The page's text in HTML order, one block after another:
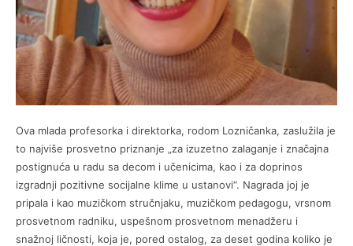
Ova mlada profesorka i direktorka, rodom Lozničanka, zaslužila je
to najviše prosvetno priznanje „za izuzetno zalaganje i značajna
postignuća u radu sa decom i učenicima, kao i za doprinos
izgradnji pozitivne socijalne klime u ustanovi“. Nagrada joj je
pripala i kao muzičkom stručnjaku, muzičkom pedagogu, vrsnom
prosvetnom radniku, uspešnom prosvetnom menadžeru i
snažnoj ličnosti, koja je, pored ostalog, za deset godina koliko je